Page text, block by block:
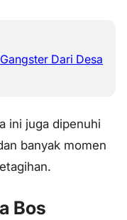
Dari Desa
ini juga dipenuhi
banyak momen
Bos